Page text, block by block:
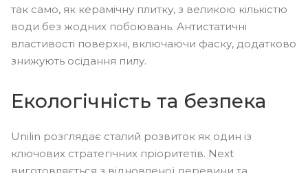
так само, як керамічну плитку, з великою кількістю
води без жодних побоювань. Антистатичні
властивості поверхні, включаючи фаску, додатково
знижують осідання пилу.
Екологічність та безпека
Unilin розглядає сталий розвиток як один із
ключових стратегічних пріоритетів. Next